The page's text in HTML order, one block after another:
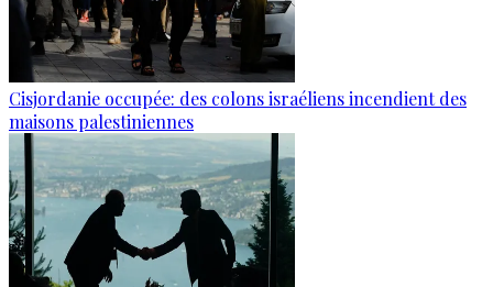
Cisjordanie occupée: des colons israéliens incendient des
maisons palestiniennes